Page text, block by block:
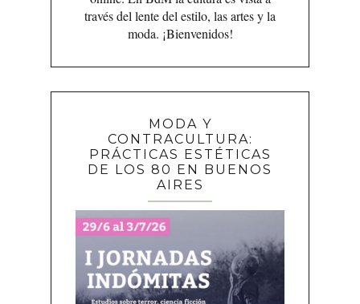
través del lente del estilo, las artes y la
moda. ¡Bienvenidos!
MODA Y
CONTRACULTURA:
PRÁCTICAS ESTÉTICAS
DE LOS 80 EN BUENOS
AIRES